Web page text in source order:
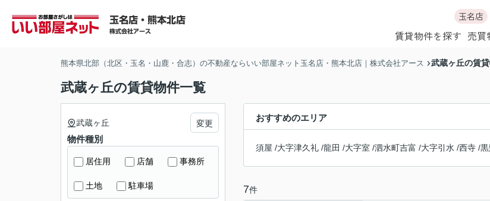
玉名店
賃貸物件を探す 売買
熊本県北部（北区・玉名・山鹿・合志）の不動産ならいい部屋ネット玉名店・熊本北店｜株式会社アース 武蔵ヶ丘の賃
武蔵ヶ丘の賃貸物件一覧
おすすめのエリア
須屋 /大字津久礼 /龍田 /大字室 /泗水町吉富 /大字引水 /西寺 /
7件
武蔵ヶ丘 変更
物件種別
居住用 店舗 事務所
土地 駐車場